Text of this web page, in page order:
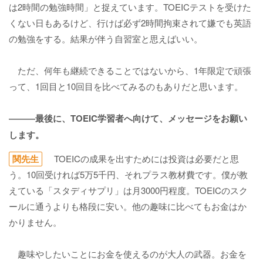
は2時間の勉強時間」と捉えています。TOEICテストを受けた
くない日もあるけど、行けば必ず2時間拘束されて嫌でも英語
の勉強をする。結果が伴う自習室と思えばいい。
ただ、何年も継続できることではないから、1年限定で頑張
って、1回目と10回目を比べてみるのもありだと思います。
―――最後に、TOEIC学習者へ向けて、メッセージをお願い
します。
関先生
TOEICの成果を出すためには投資は必要だと思
う。10回受ければ5万5千円、それプラス教材費です。僕が教
えている「スタディサプリ」は月3000円程度。TOEICのスク
ールに通うよりも格段に安い。他の趣味に比べてもお金はか
かりません。
趣味やしたいことにお金を使えるのが大人の武器。お金を